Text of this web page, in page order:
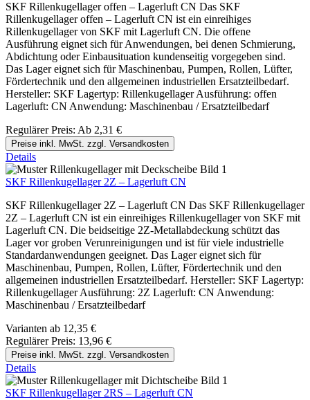
SKF Rillenkugellager offen – Lagerluft CN Das SKF
Rillenkugellager offen – Lagerluft CN ist ein einreihiges
Rillenkugellager von SKF mit Lagerluft CN. Die offene
Ausführung eignet sich für Anwendungen, bei denen Schmierung,
Abdichtung oder Einbausituation kundenseitig vorgegeben sind.
Das Lager eignet sich für Maschinenbau, Pumpen, Rollen, Lüfter,
Fördertechnik und den allgemeinen industriellen Ersatzteilbedarf.
Hersteller: SKF Lagertyp: Rillenkugellager Ausführung: offen
Lagerluft: CN Anwendung: Maschinenbau / Ersatzteilbedarf
Regulärer Preis: Ab 2,31 €
Preise inkl. MwSt. zzgl. Versandkosten
Details
SKF Rillenkugellager 2Z – Lagerluft CN
SKF Rillenkugellager 2Z – Lagerluft CN Das SKF Rillenkugellager
2Z – Lagerluft CN ist ein einreihiges Rillenkugellager von SKF mit
Lagerluft CN. Die beidseitige 2Z-Metallabdeckung schützt das
Lager vor groben Verunreinigungen und ist für viele industrielle
Standardanwendungen geeignet. Das Lager eignet sich für
Maschinenbau, Pumpen, Rollen, Lüfter, Fördertechnik und den
allgemeinen industriellen Ersatzteilbedarf. Hersteller: SKF Lagertyp:
Rillenkugellager Ausführung: 2Z Lagerluft: CN Anwendung:
Maschinenbau / Ersatzteilbedarf
Varianten ab 12,35 €
Regulärer Preis: 13,96 €
Preise inkl. MwSt. zzgl. Versandkosten
Details
SKF Rillenkugellager 2RS – Lagerluft CN